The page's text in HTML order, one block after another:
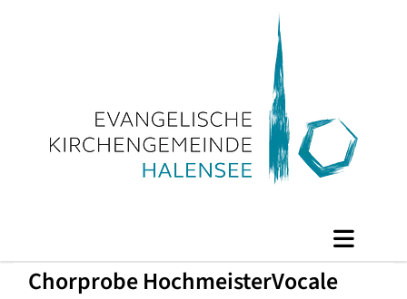
Chorprobe HochmeisterVocale